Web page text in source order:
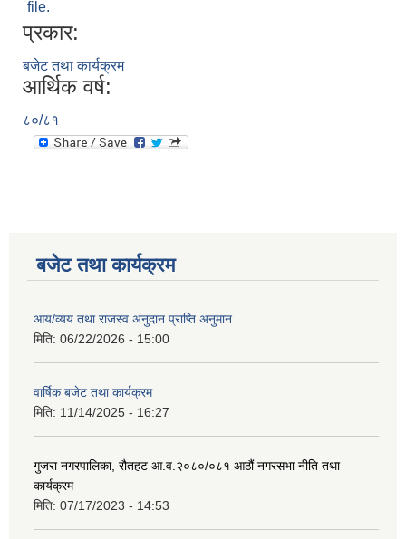
file.
प्रकार:
बजेट तथा कार्यक्रम
आर्थिक वर्ष:
८०/८१
बजेट तथा कार्यक्रम
आय/व्यय तथा राजस्व अनुदान प्राप्ति अनुमान
मिति: 06/22/2026 - 15:00
वार्षिक बजेट तथा कार्यक्रम
मिति: 11/14/2025 - 16:27
गुजरा नगरपालिका, रौतहट आ.व.२०८०/०८१ आठौं नगरसभा नीति तथा
कार्यक्रम
मिति: 07/17/2023 - 14:53